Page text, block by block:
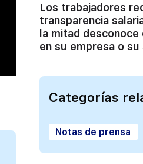
Los trabajadores
transparencia
la mitad
en su empresa o
Categorías
Notas de prensa